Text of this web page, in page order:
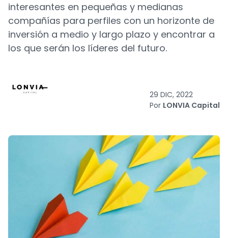
interesantes en pequeñas y medianas
compañías para perfiles con un horizonte de
inversión a medio y largo plazo y encontrar a
los que serán los líderes del futuro.
29 DIC, 2022
Por LONVIA Capital